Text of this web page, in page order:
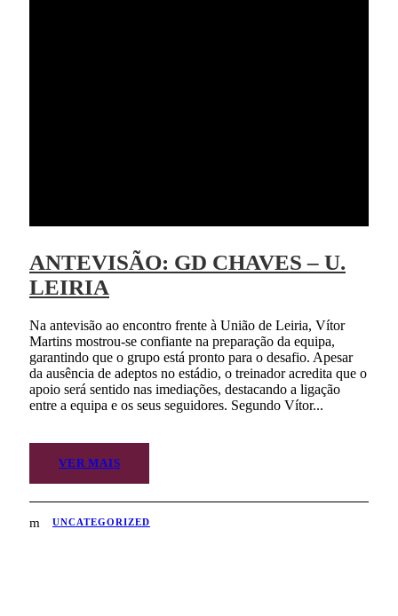
ANTEVISÃO: GD CHAVES – U.
LEIRIA
Na antevisão ao encontro frente à União de Leiria, Vítor
Martins mostrou-se confiante na preparação da equipa,
garantindo que o grupo está pronto para o desafio. Apesar
da ausência de adeptos no estádio, o treinador acredita que o
apoio será sentido nas imediações, destacando a ligação
entre a equipa e os seus seguidores. Segundo Vítor...
VER MAIS
UNCATEGORIZED